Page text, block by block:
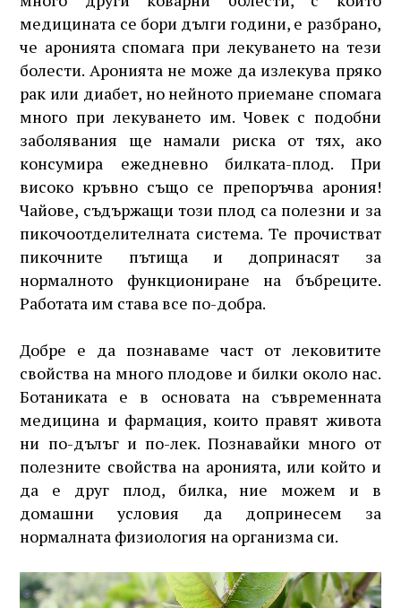
медицината се бори дълги години, е разбрано,
че аронията спомага при лекуването на тези
болести. Аронията не може да излекува пряко
рак или диабет, но нейното приемане спомага
много при лекуването им. Човек с подобни
заболявания ще намали риска от тях, ако
консумира ежедневно билката-плод. При
високо кръвно също се препоръчва арония!
Чайове, съдържащи този плод са полезни и за
пикочоотделителната система. Те прочистват
пикочните пътища и допринасят за
нормалното функциониране на бъбреците.
Работата им става все по-добра.
Добре е да познаваме част от лековитите
свойства на много плодове и билки около нас.
Ботаниката е в основата на съвременната
медицина и фармация, които правят живота
ни по-дълъг и по-лек. Познавайки много от
полезните свойства на аронията, или който и
да е друг плод, билка, ние можем и в
домашни условия да допринесем за
нормалната физиология на организма си.